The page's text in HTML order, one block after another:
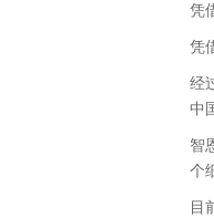
凭
凭
经
中
智
个
目